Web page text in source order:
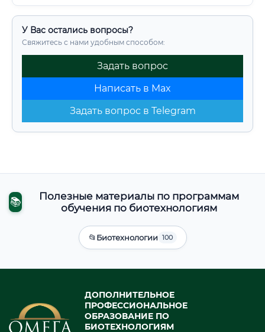
У Вас остались вопросы?
Свяжитесь с нами удобным способом:
Задать вопрос
Написать в Max
Задать вопрос в Telegram
📚
Полезные материалы по программам
обучения по биотехнологиям
📂Биотехнологии 100
ДОПОЛНИТЕЛЬНОЕ
ПРОФЕССИОНАЛЬНОЕ
ОБРАЗОВАНИЕ ПО
БИОТЕХНОЛОГИЯМ